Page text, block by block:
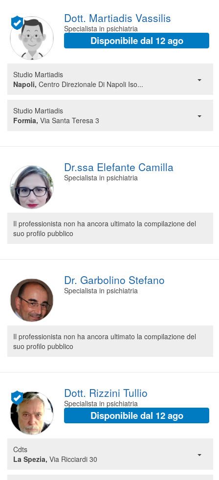
Dott. Martiadis Vassilis
Specialista in psichiatria
Disponibile dal 12 ago
Studio Martiadis
Napoli, Centro Direzionale Di Napoli Iso...
Studio Martiadis
Formia, Via Santa Teresa 3
Dr.ssa Elefante Camilla
Specialista in psichiatria
Il professionista non ha ancora ultimato la compilazione del
suo profilo pubblico
Dr. Garbolino Stefano
Specialista in psichiatria
Il professionista non ha ancora ultimato la compilazione del
suo profilo pubblico
Dott. Rizzini Tullio
Specialista in psichiatria
Disponibile dal 12 ago
Cdts
La Spezia, Via Ricciardi 30